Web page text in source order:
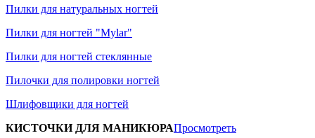
Пилки для натуральных ногтей
Пилки для ногтей "Mylar"
Пилки для ногтей стеклянные
Пилочки для полировки ногтей
Шлифовщики для ногтей
КИСТОЧКИ ДЛЯ МАНИКЮРАПросмотреть